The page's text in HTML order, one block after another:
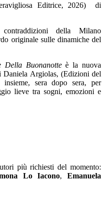
Editrice, 2026) di
della Milano
originale sulle dinamiche del
Buonanotteè la nuova
Daniela Argiolas, (Edizioni del
sera dopo sera, per
lieve tra sogni, emozioni e
più richiesti del momento:
Lo Iacono, Emanuela